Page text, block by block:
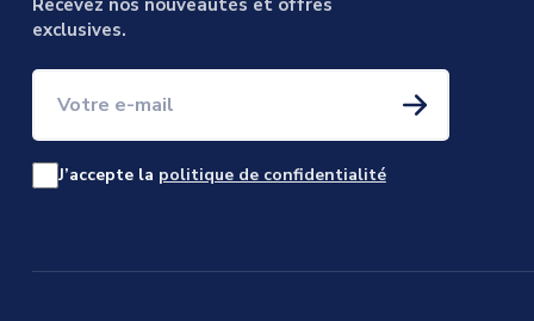
Recevez nos nouveautés et offres
exclusives.
J’accepte la politique de confidentialité